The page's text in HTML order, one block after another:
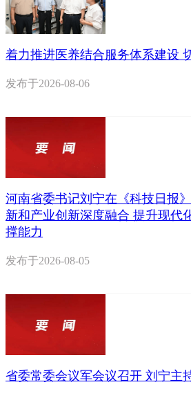
着力推进医养结合服务体系建设
发布于2026-08-06
河南省委书记刘宁在《科技日报
新和产业创新深度融合 提升现代
撑能力
发布于2026-08-05
省委常委会议军会议召开 刘宁主